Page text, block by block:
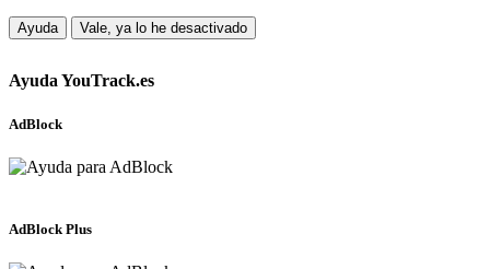
Ayuda Vale, ya lo he desactivado
Ayuda YouTrack.es
AdBlock
AdBlock Plus